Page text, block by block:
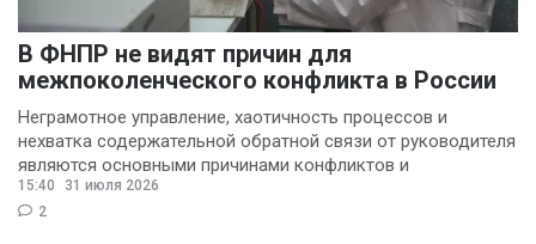
В ФНПР не видят причин для
межпоколенческого конфликта в России
Неграмотное управление, хаотичность процессов и
нехватка содержательной обратной связи от руководителя
являются основными причинами конфликтов и
раздражения в
15:40
31 июля 2026
2